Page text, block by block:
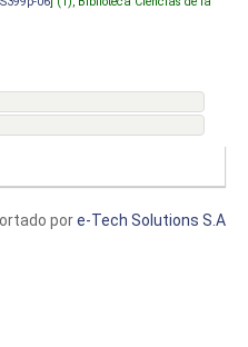
pore-Tech Solutions S.A